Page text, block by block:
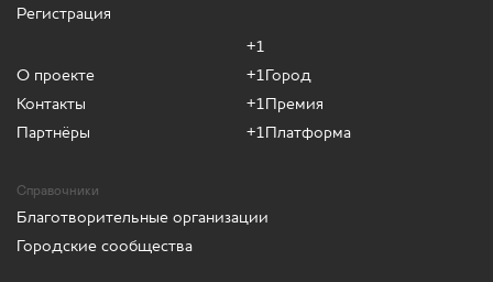
Регистрация
О проекте
Контакты
Партнёры
+1
+1Город
+1Премия
+1Платформа
Справочники
Благотворительные организации
Городские сообщества